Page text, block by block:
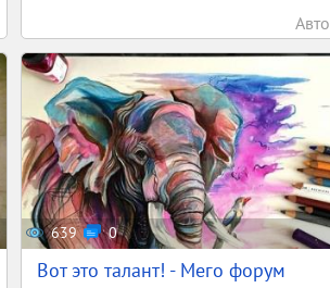
Авто
639 0
Вот это талант! - Мего форум